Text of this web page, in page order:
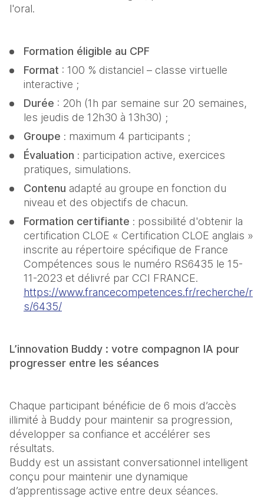
l'oral.
Formation éligible au CPF
Format : 100 % distanciel – classe virtuelle
interactive ;
Durée : 20h (1h par semaine sur 20 semaines,
les jeudis de 12h30 à 13h30) ;
Groupe : maximum 4 participants ;
Évaluation : participation active, exercices
pratiques, simulations.
Contenu adapté au groupe en fonction du
niveau et des objectifs de chacun.
Formation certifiante : possibilité d'obtenir la
certification CLOE « Certification CLOE anglais »
inscrite au répertoire spécifique de France
Compétences sous le numéro RS6435 le 15-
https://www.francecompetences.fr/recherche/r
s/6435/
L’innovation Buddy : votre compagnon IA pour
progresser entre les séances
Chaque participant bénéficie de 6 mois d’accès
illimité à Buddy pour maintenir sa progression,
développer sa confiance et accélérer ses
résultats.
Buddy est un assistant conversationnel intelligent
conçu pour maintenir une dynamique
d’apprentissage active entre deux séances.